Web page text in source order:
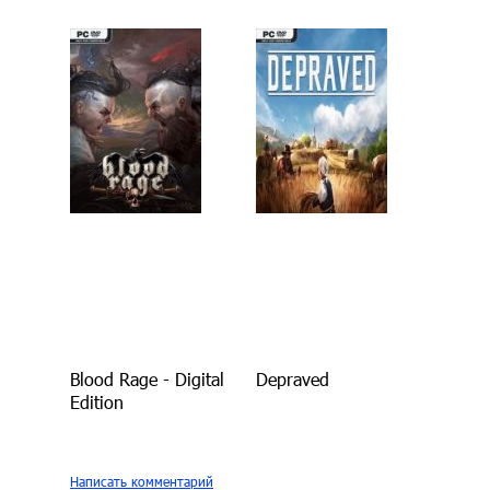
Blood Rage - Digital
Edition
Depraved
Написать комментарий